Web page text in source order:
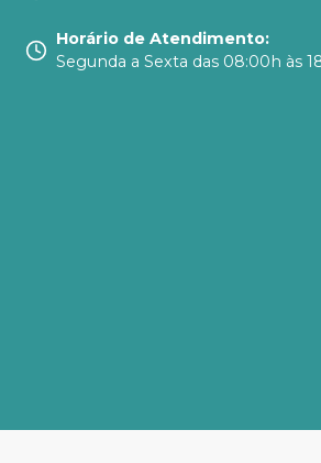
Horário de Atendimento:
Segunda a Sexta das 08:00h às